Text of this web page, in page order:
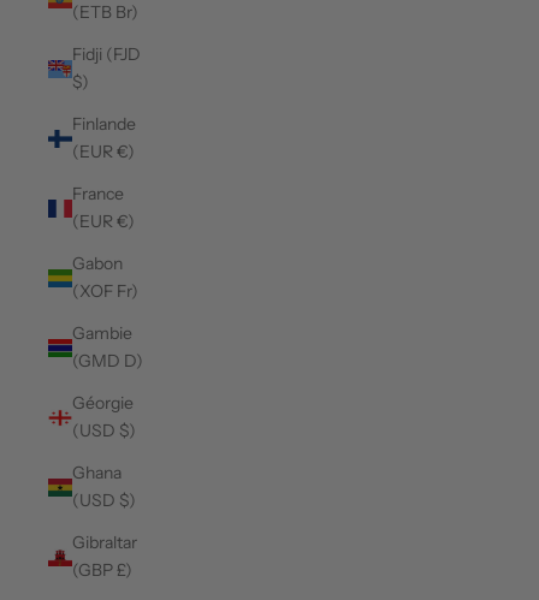
(ETB Br)
Fidji (FJD
$)
Finlande
(EUR €)
France
(EUR €)
Gabon
(XOF Fr)
Gambie
(GMD D)
Géorgie
(USD $)
Ghana
(USD $)
Gibraltar
(GBP £)